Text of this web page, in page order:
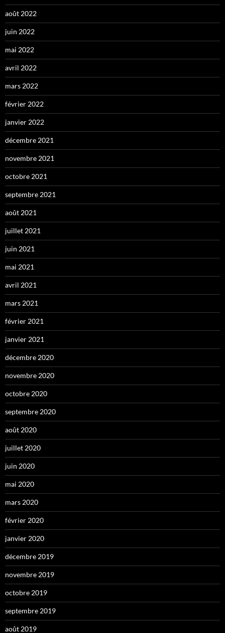
août 2022
juin 2022
mai 2022
avril 2022
mars 2022
février 2022
janvier 2022
décembre 2021
novembre 2021
octobre 2021
septembre 2021
août 2021
juillet 2021
juin 2021
mai 2021
avril 2021
mars 2021
février 2021
janvier 2021
décembre 2020
novembre 2020
octobre 2020
septembre 2020
août 2020
juillet 2020
juin 2020
mai 2020
mars 2020
février 2020
janvier 2020
décembre 2019
novembre 2019
octobre 2019
septembre 2019
août 2019